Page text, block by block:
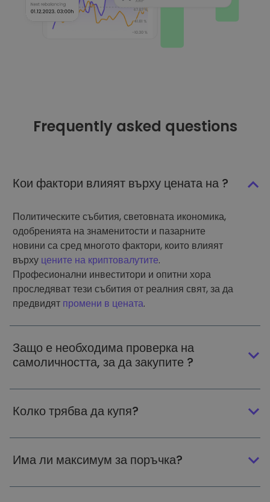
Frequently asked questions
Кои фактори влияят върху цената на ?
Политическите събития, световната икономика,
одобренията на знаменитости и пазарните
новини са сред многото фактори, които влияят
върху цените на криптовалутите.
Професионални инвеститори и опитни хора
проследяват тези събития от реалния свят, за да
предвидят промени в цената.
Защо е необходима проверка на
самоличността, за да закупите ?
Колко трябва да купя?
Има ли максимум за поръчка?